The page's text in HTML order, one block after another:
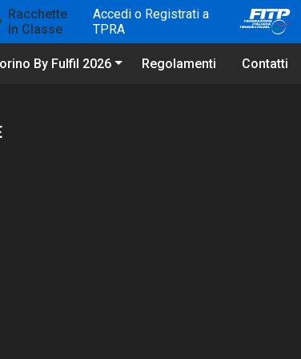
Racchette
In Classe
Accedi o Registrati a
TPRA
By Fulfil 2026 Regolamenti Contatti